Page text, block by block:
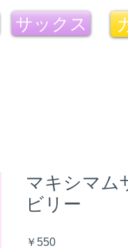
サックス
マキシマム
ビリー
￥550価